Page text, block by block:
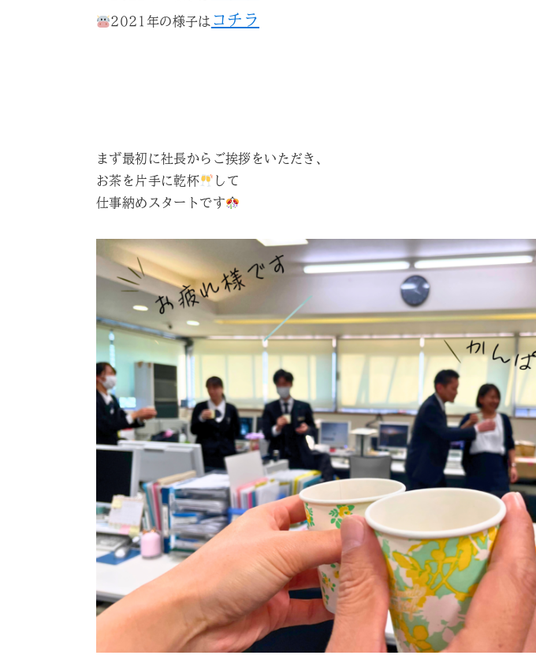
2021年の様子は コチラ
まず最初に社長からご挨拶をいただき、
お茶を片手に乾杯
して
仕事納めスタートです